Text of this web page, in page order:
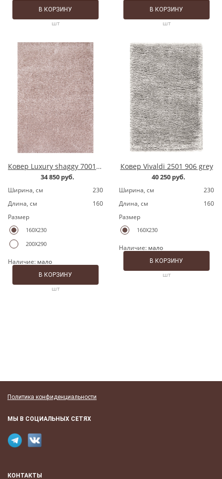
шт
В КОРЗИНУ
шт
В КОРЗИНУ
Ковер Luxury shaggy 7001200.8 pink
34 850 руб.
Ширина, cм
230
Длина, cм
160
Размер
160X230
200X290
Наличие: мало
шт
В КОРЗИНУ
Ковер Vivaldi 2501 906 grey
40 250 руб.
Ширина, cм
230
Длина, cм
160
Размер
160X230
Наличие: мало
шт
В КОРЗИНУ
Политика конфиденциальности
МЫ В СОЦИАЛЬНЫХ СЕТЯХ
КОНТАКТЫ